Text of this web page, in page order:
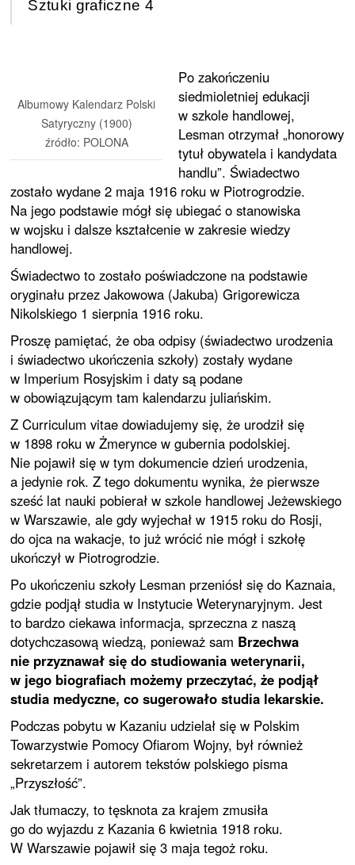
Sztuki graficzne 4
Albumowy Kalendarz Polski
Satyryczny (1900)
źródło: POLONA
Po zakończeniu
siedmioletniej edukacji
w szkole handlowej,
Lesman otrzymał „honorowy
tytuł obywatela i kandydata
handlu”. Świadectwo
zostało wydane 2 maja 1916 roku w Piotrogrodzie.
Na jego podstawie mógł się ubiegać o stanowiska
w wojsku i dalsze kształcenie w zakresie wiedzy
handlowej.
Świadectwo to zostało poświadczone na podstawie
oryginału przez Jakowowa (Jakuba) Grigorewicza
Nikolskiego 1 sierpnia 1916 roku.
Proszę pamiętać, że oba odpisy (świadectwo urodzenia
i świadectwo ukończenia szkoły) zostały wydane
w Imperium Rosyjskim i daty są podane
w obowiązującym tam kalendarzu juliańskim.
Z Curriculum vitae dowiadujemy się, że urodził się
w 1898 roku w Żmerynce w gubernia podolskiej.
Nie pojawił się w tym dokumencie dzień urodzenia,
a jedynie rok. Z tego dokumentu wynika, że pierwsze
sześć lat nauki pobierał w szkole handlowej Jeżewskiego
w Warszawie, ale gdy wyjechał w 1915 roku do Rosji,
do ojca na wakacje, to już wrócić nie mógł i szkołę
ukończył w Piotrogrodzie.
Po ukończeniu szkoły Lesman przeniósł się do Kaznaia,
gdzie podjął studia w Instytucie Weterynaryjnym. Jest
to bardzo ciekawa informacja, sprzeczna z naszą
dotychczasową wiedzą, ponieważ sam Brzechwa
nie przyznawał się do studiowania weterynarii,
w jego biografiach możemy przeczytać, że podjął
studia medyczne, co sugerowało studia lekarskie.
Podczas pobytu w Kazaniu udzielał się w Polskim
Towarzystwie Pomocy Ofiarom Wojny, był również
sekretarzem i autorem tekstów polskiego pisma
„Przyszłość”.
Jak tłumaczy, to tęsknota za krajem zmusiła
go do wyjazdu z Kazania 6 kwietnia 1918 roku.
W Warszawie pojawił się 3 maja tegoż roku.